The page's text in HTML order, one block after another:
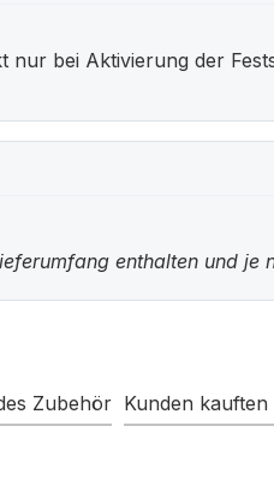
bei Aktivierung der
enthalten und je
Zubehör Kunden kauften